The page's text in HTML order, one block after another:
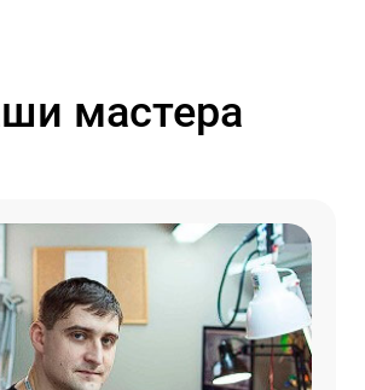
мастера